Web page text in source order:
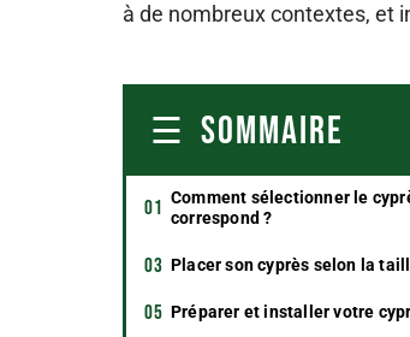
à de nombreux contextes, et
SOMMAIRE
Comment sélectionner le
correspond ?
Placer son cyprès selon la
Préparer et installer votre